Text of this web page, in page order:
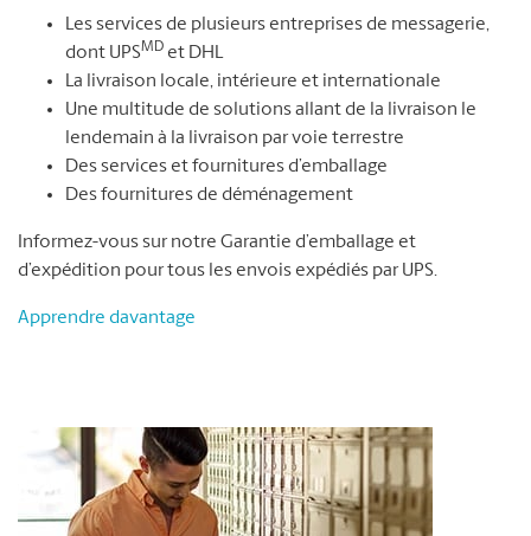
Les services de plusieurs entreprises de messagerie,
dont UPSMD et DHL
La livraison locale, intérieure et internationale
Une multitude de solutions allant de la livraison le
lendemain à la livraison par voie terrestre
Des services et fournitures d’emballage
Des fournitures de déménagement
Informez-vous sur notre Garantie d’emballage et
d’expédition pour tous les envois expédiés par UPS.
Apprendre davantage